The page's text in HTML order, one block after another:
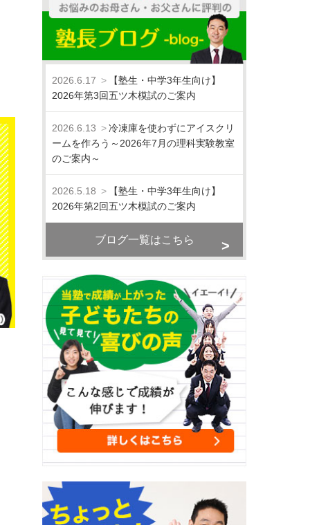
2026.6.17
【塾生・中学3年生向け】
2026年第3回五ツ木模試のご案内
2026.6.13
冷凍庫を使わずにアイスクリ
ームを作ろう～2026年7月の理科実験教室
のご案内～
2026.5.18
【塾生・中学3年生向け】
2026年第2回五ツ木模試のご案内
ブログ一覧はこちら